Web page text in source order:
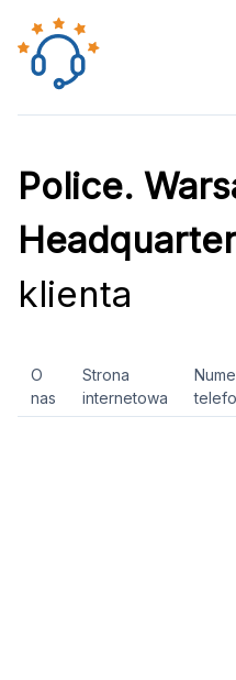
Police.
klienta
O
nas
Strona
internetowa